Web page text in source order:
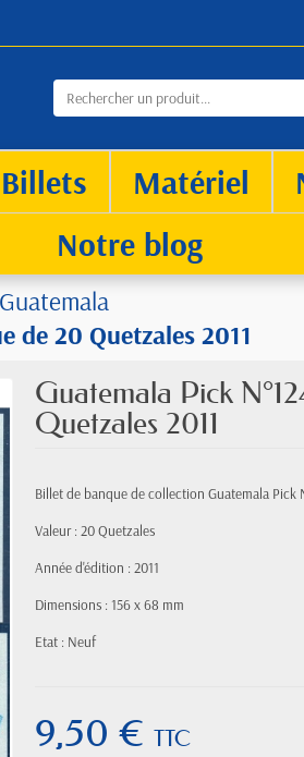
Matériel
Notre blog
Guatemala
de 20 Quetzales 2011
Guatemala Pick
Quetzales 2011
Billet de banque de collection Guatemala Pick
Valeur : 20 Quetzales
Année d'édition : 2011
Dimensions : 156 x 68 mm
Etat : Neuf
9,50 €TTC